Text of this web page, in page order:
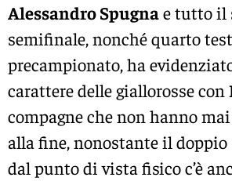
Alessandro Spugnae tutto il
semifinale, nonché quarto test
precampionato, ha
carattere delle giallorosse con
compagne che non hanno
alla fine, nonostante il doppio
dal punto di vista fisico c’è